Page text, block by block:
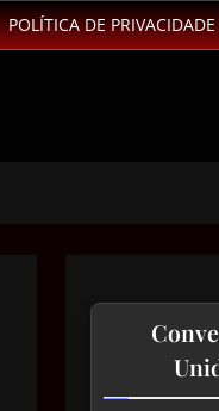
POLÍTICA DE PRIVACIDADE